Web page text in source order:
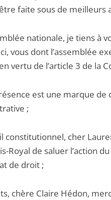
faite sous de meilleurs
nationale, je tiens à
vous dont l’assemblée
vertu de l’article 3 de la
est une marque de
;
constitutionnel, cher
Royal de saluer l’action
de droit ;
chère Claire Hédon,